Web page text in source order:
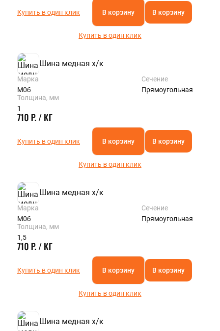
Купить в один клик В корзину В корзину
Купить в один клик
Шина медная х/к
Марка
М0б
Сечение
Прямоугольная
Толщина, мм
1
710 Р. / КГ
Купить в один клик В корзину В корзину
Купить в один клик
Шина медная х/к
Марка
М0б
Сечение
Прямоугольная
Толщина, мм
1,5
710 Р. / КГ
Купить в один клик В корзину В корзину
Купить в один клик
Шина медная х/к